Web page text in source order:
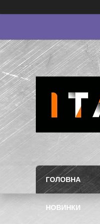
ГОЛОВНА
НОВИНКИ